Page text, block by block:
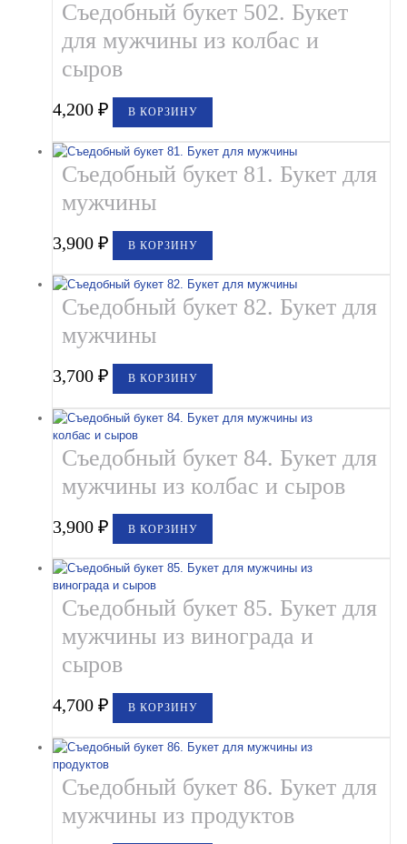
Съедобный букет 502. Букет
для мужчины из колбас и
сыров
4,200₽ В КОРЗИНУ
Съедобный букет 81. Букет для
мужчины
3,900₽ В КОРЗИНУ
Съедобный букет 82. Букет для
мужчины
3,700₽ В КОРЗИНУ
Съедобный букет 84. Букет для
мужчины из колбас и сыров
3,900₽ В КОРЗИНУ
Съедобный букет 85. Букет для
мужчины из винограда и
сыров
4,700₽ В КОРЗИНУ
Съедобный букет 86. Букет для
мужчины из продуктов